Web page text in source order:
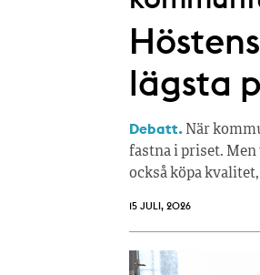
lägsta
Debatt. När
fastna i priset. Men
också köpa
15 JULI, 2026